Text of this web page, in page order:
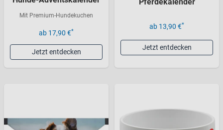
Mit Premium-Hundekuchen
ab 17,90 €*
Jetzt entdecken
Pferdekalender
ab 13,90 €*
Jetzt entdecken